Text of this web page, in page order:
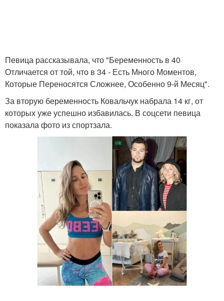
Певица рассказывала, что "Беременность в 40
Отличается от той, что в 34 - Есть Много Моментов,
Которые Переносятся Сложнее, Особенно 9-й Месяц".
За вторую беременность Ковальчук набрала 14 кг, от
которых уже успешно избавилась. В соцсети певица
показала фото из спортзала.